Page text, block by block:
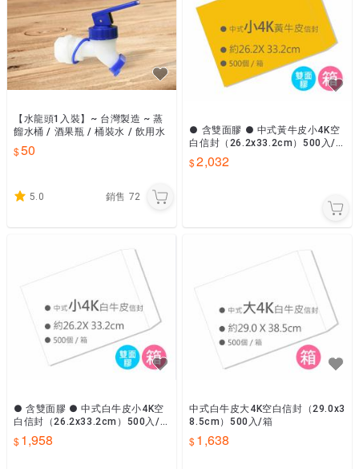
【水龍頭1入裝】~ 台灣製造 ~ 蒸
餾水桶 / 酒果瓶 / 桶裝水 / 飲用水
50
5.0 銷售 72
● 含雙面膠 ● 中式黃牛皮小4K空
白信封（26.2x33.2cm）500入/
箱2,032
● 含雙面膠 ● 中式白牛皮小4K空
白信封（26.2x33.2cm）500入/
1,958
中式白牛皮大4K空白信封（29.0x3
8.5cm）500入/箱
1,638